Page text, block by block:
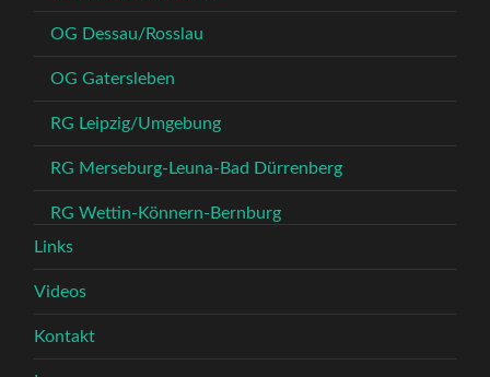
OG Dessau/Rosslau
OG Gatersleben
RG Leipzig/Umgebung
RG Merseburg-Leuna-Bad Dürrenberg
RG Wettin-Könnern-Bernburg
Links
Videos
Kontakt